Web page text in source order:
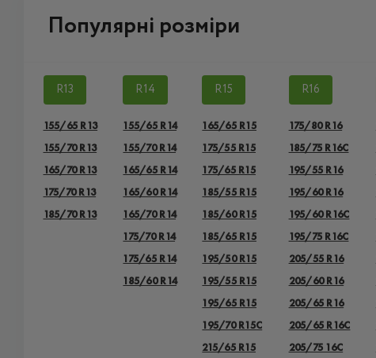
Популярні розміри
R13
155/65 R13
155/70 R13
165/70 R13
175/70 R13
185/70 R13
R14
155/65 R14
155/70 R14
165/65 R14
165/60 R14
165/70 R14
175/70 R14
175/65 R14
185/60 R14
R15
165/65 R15
175/55 R15
175/65 R15
185/55 R15
185/60 R15
185/65 R15
195/50 R15
195/55 R15
195/65 R15
195/70 R15C
215/65 R15
R16
175/80 R16
185/75 R16C
195/55 R16
195/60 R16
195/60 R16C
195/75 R16C
205/55 R16
205/60 R16
205/65 R16
205/65 R16C
205/75 16C